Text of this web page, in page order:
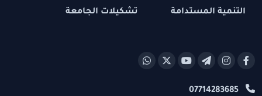
التنمية المستدامة تشكيلات الجامعة
07714283685